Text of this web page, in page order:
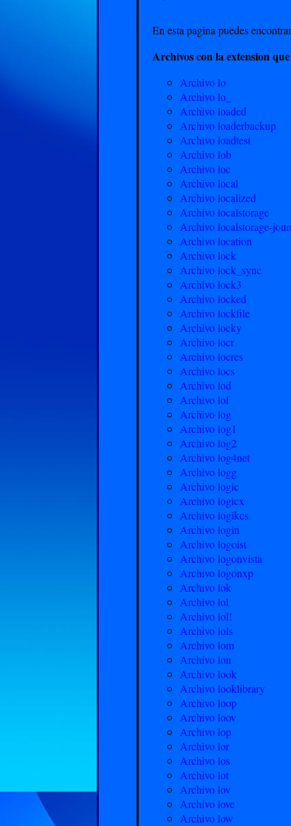
En esta pagina puedes
Archivos con la extension
Archivo lo
Archivo lo_
Archivo loaded
Archivo loaderbackup
Archivo loadtest
Archivo lob
Archivo loc
Archivo local
Archivo localized
Archivo localstorage
Archivo localstorage-
Archivo location
Archivo lock
Archivo lock_sync
Archivo lock3
Archivo locked
Archivo lockfile
Archivo locky
Archivo locr
Archivo locres
Archivo locs
Archivo lod
Archivo lof
Archivo log
Archivo log1
Archivo log2
Archivo log4net
Archivo logg
Archivo logic
Archivo logicx
Archivo logikcs
Archivo login
Archivo logoist
Archivo logonvista
Archivo logonxp
Archivo lok
Archivo lol
Archivo lol!
Archivo lols
Archivo lom
Archivo lon
Archivo look
Archivo looklibrary
Archivo loop
Archivo loov
Archivo lop
Archivo lor
Archivo los
Archivo lot
Archivo lov
Archivo love
Archivo low